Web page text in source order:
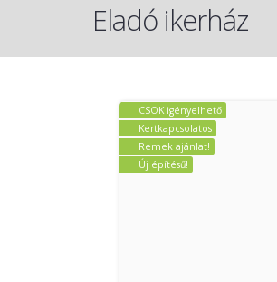
Eladó ikerház
CSOK igényelhető
Kertkapcsolatos
Remek ajánlat!
Új építésű!